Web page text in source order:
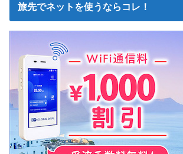
旅先でネットを使うならコレ！